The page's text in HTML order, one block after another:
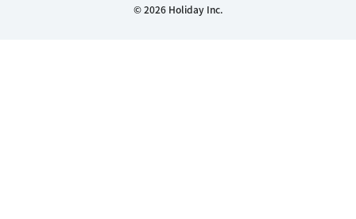
© 2026 Holiday Inc.